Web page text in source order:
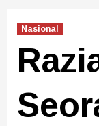
Nasional